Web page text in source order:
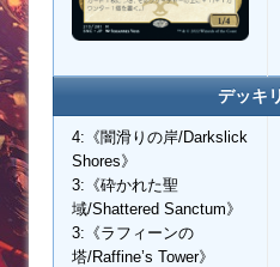
デッキ
4:《闇滑りの岸/Darkslick
Shores》
3:《砕かれた聖
域/Shattered Sanctum》
3:《ラフィーンの
塔/Raffine’s Tower》